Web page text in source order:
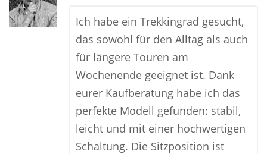
Ich habe ein Trekkingrad gesucht,
das sowohl für den Alltag als auch
für längere Touren am
Wochenende geeignet ist. Dank
eurer Kaufberatung habe ich das
perfekte Modell gefunden: stabil,
leicht und mit einer hochwertigen
Schaltung. Die Sitzposition ist